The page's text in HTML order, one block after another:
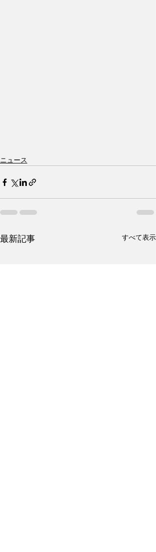
ニュース
最新記事 すべて表示